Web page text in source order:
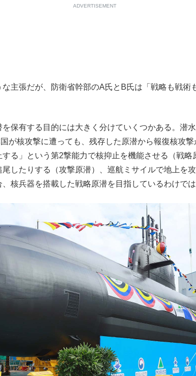
ADVERTISEMENT
主張だが、防衛省幹部のA氏とB氏は「戦略も戦術
保有する目的には大きく分けていくつかある。潜
が核攻撃に遭っても、残存した原潜から報復核攻
る」という第2撃能力で核抑止を機能させる（戦
したりする（攻撃原潜）、巡航ミサイルで地上を
核兵器を搭載した戦略原潜を目指しているわけでは